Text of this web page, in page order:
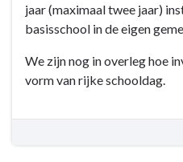
onderwijskansen
voor
jaar (maximaal twee jaar)
basisschool in de eigen
We zijn nog in overleg hoe
vorm van rijke schooldag.